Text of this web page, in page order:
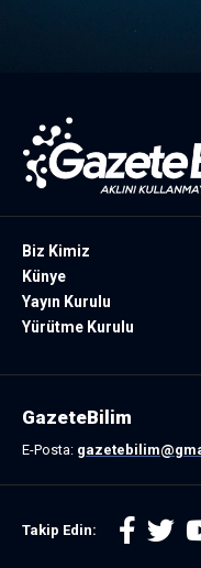
Biz Kimiz
Künye
Yayın Kurulu
Yürütme Kurulu
Takip Edin:
GazeteBilim
E-Posta: